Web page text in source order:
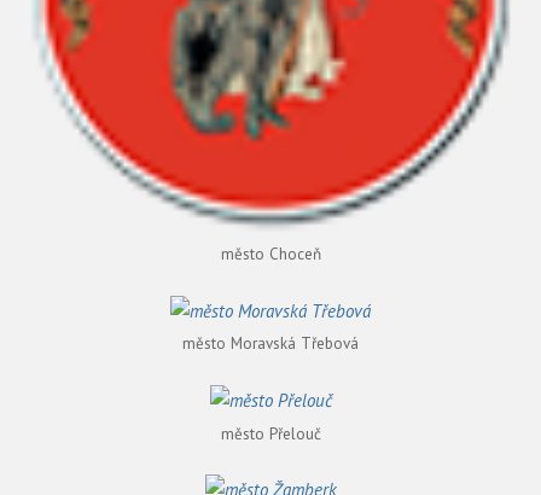
město Choceň
město Moravská Třebová
město Přelouč